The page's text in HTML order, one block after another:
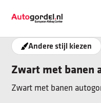
Andere stijl kiezen
Zwart met banen
Zwart met banen